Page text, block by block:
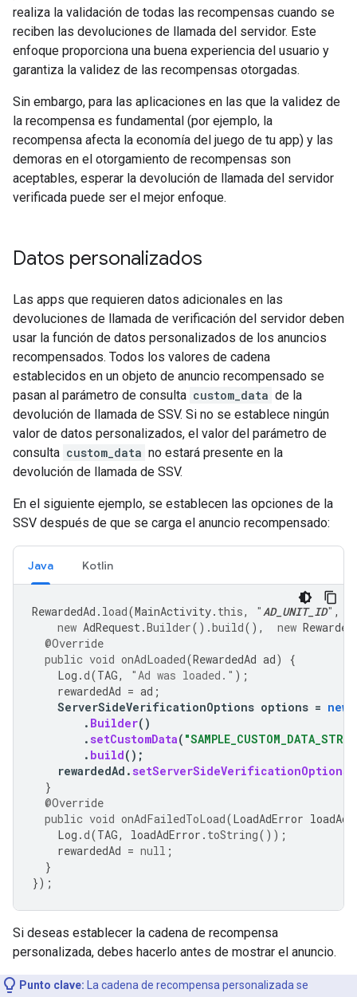
realiza la validación de todas las recompensas cuando se
reciben las devoluciones de llamada del servidor. Este
enfoque proporciona una buena experiencia del usuario y
garantiza la validez de las recompensas otorgadas.
Sin embargo, para las aplicaciones en las que la validez de
la recompensa es fundamental (por ejemplo, la
recompensa afecta la economía del juego de tu app) y las
demoras en el otorgamiento de recompensas son
aceptables, esperar la devolución de llamada del servidor
verificada puede ser el mejor enfoque.
Datos personalizados
Las apps que requieren datos adicionales en las
devoluciones de llamada de verificación del servidor deben
usar la función de datos personalizados de los anuncios
recompensados. Todos los valores de cadena
establecidos en un objeto de anuncio recompensado se
pasan al parámetro de consulta custom_data de la
devolución de llamada de SSV. Si no se establece ningún
valor de datos personalizados, el valor del parámetro de
consulta custom_data no estará presente en la
devolución de llamada de SSV.
En el siguiente ejemplo, se establecen las opciones de la
SSV después de que se carga el anuncio recompensado:
Java Kotlin
RewardedAd . load(MainActivity. this, "AD_UNIT_ID" ,
new AdRequest.Builder().build(), new
@Override
public void onAdLoaded(RewardedAd ad)
{
Log .d(TAG, "Ad was loaded." );
rewardedAd = ad ;
ServerSideVerificationOptions options = new
. Builder()
. setCustomData(
. build();
rewardedAd . setServerSideVerificationOptions
}
@Override
public void onAdFailedToLoad(LoadAdError
Log .d(TAG, loadAdError . toString());
rewardedAd = null ;
}
});
Si deseas establecer la cadena de recompensa
personalizada, debes hacerlo antes de mostrar el anuncio.
Punto clave: La cadena de recompensa personalizada se